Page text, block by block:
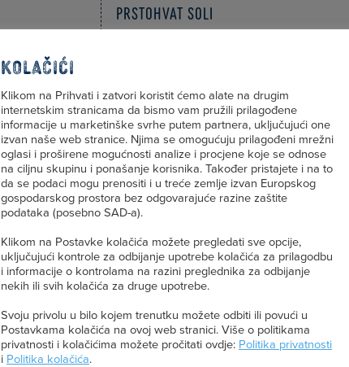
prstohvat soli
1 vrećica
cimet šećera
90 g
tamnog smeđeg šećera
180 g
Kravica Kraljica kiselog vrhnja
240 g
Kravica Kraljica trajnog ili
90 g
glatkog brašna
2-3 žlice
bademovih listića za posipanje
Kolačići
Klikom na Prihvati i zatvori koristit ćemo alate na drugim
internetskim stranicama da bismo vam pružili prilagođene
informacije u marketinške svrhe putem partnera, uključujući one
izvan naše web stranice. Njima se omogućuju prilagođeni mrežni
oglasi i proširene mogućnosti analize i procjene koje se odnose
na ciljnu skupinu i ponašanje korisnika. Također pristajete i na to
da se podaci mogu prenositi i u treće zemlje izvan Europskog
gospodarskog prostora bez odgovarajuće razine zaštite
podataka (posebno SAD-a).
Klikom na Postavke kolačića možete pregledati sve opcije,
uključujući kontrole za odbijanje upotrebe kolačića za prilagodbu
i informacije o kontrolama na razini preglednika za odbijanje
nekih ili svih kolačića za druge upotrebe.
Svoju privolu u bilo kojem trenutku možete odbiti ili povući u
Postavkama kolačića na ovoj web stranici. Više o politikama
privatnosti i kolačićima možete pročitati ovdje: Politika privatnosti
i Politika kolačića.